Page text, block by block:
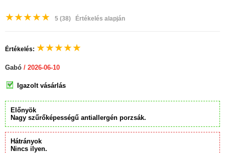
★★★★★ 5 (38) Értékelés alapján
Értékelés: ★★★★★
Gabó / 2026-06-10
Igazolt vásárlás
Előnyök
Nagy szűrőképességű antiallergén porzsák.
Hátrányok
Nincs ilyen.